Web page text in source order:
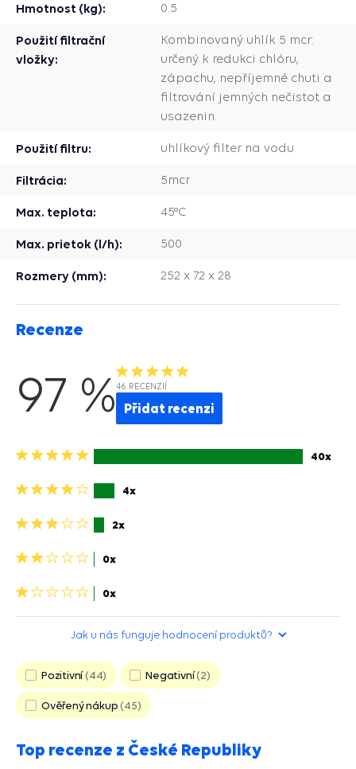
Hmotnost (kg): 0.5
Použití filtrační
vložky:
Kombinovaný uhlík 5 mcr:
určený k redukci chlóru,
zápachu, nepříjemné chuti a
filtrování jemných nečistot a
usazenin.
Použití filtru: uhlíkový filter na vodu
Filtrácia: 5mcr
Max. teplota: 45°C
Max. prietok (l/h): 500
Rozmery (mm): 252 x 72 x 28
Recenze
97 %46 RECENZIÍ
Přidat recenzi
5
40x
4
4x
3
2x
2
0x
1
0x
Jak u nás funguje hodnocení produktů?
Pozitivní 44 Negativní 2
Ověřený nákup 45
Top recenze z České Republiky